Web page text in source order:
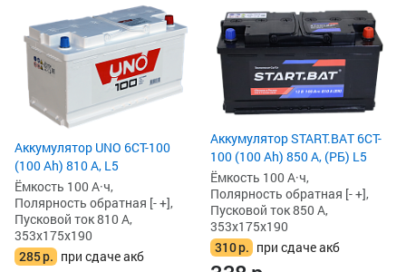
Аккумулятор UNO 6CT-100
(100 Ah) 810 А, L5
Ёмкость 100 А·ч,
Полярность обратная [- +],
Пусковой ток 810 А,
353x175x190
285р. при сдаче акб
Аккумулятор START.BAT 6CT-
100 (100 Ah) 850 А, (РБ) L5
Ёмкость 100 А·ч,
Полярность обратная [- +],
Пусковой ток 850 А,
353x175x190
310р. при сдаче акб